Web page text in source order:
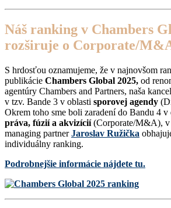
Náš ranking v Chambers
rozširuje o Corporate/
S hrdosťou oznamujeme, že v najnovšom
publikácie Chambers Global 2025, od
agentúry Chambers and Partners, naša
v tzv. Bande 3 v oblasti sporovej agendy
Okrem toho sme boli zaradení do Bandu 4 v
práva, fúzií a akvizícií(Corporate/M&A), v
managing partnerJaroslav Ružička
individuálny ranking.
Podrobnejšie informácie nájdete tu.